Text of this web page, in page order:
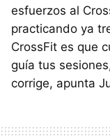
esfuerzos al
practicando ya
CrossFit es que
guía tus
corrige, apunta